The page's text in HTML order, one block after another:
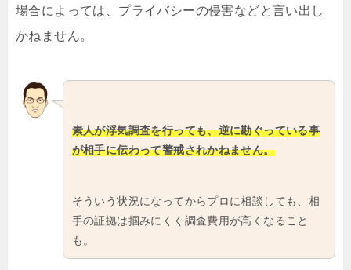
場合によっては、プライバシーの侵害などと言い出し
かねません。
素人が浮気調査を行っても、逆に勘ぐっている事
が相手に伝わって警戒されかねません。
そういう状況になってからプロに相談しても、相
手の証拠は掴みにくく調査費用が高くなること
も。